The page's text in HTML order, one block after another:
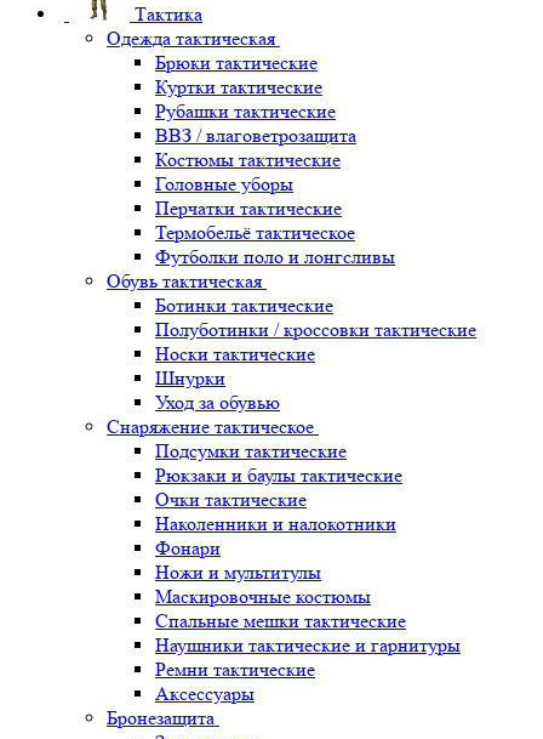
Тактика
Одежда тактическая
Брюки тактические
Куртки тактические
Рубашки тактические
ВВЗ / влаговетрозащита
Костюмы тактические
Головные уборы
Перчатки тактические
Термобельё тактическое
Футболки поло и лонгсливы
Обувь тактическая
Ботинки тактические
Полуботинки / кроссовки тактические
Носки тактические
Шнурки
Уход за обувью
Снаряжение тактическое
Подсумки тактические
Рюкзаки и баулы тактические
Очки тактические
Наколенники и налокотники
Фонари
Ножи и мультитулы
Маскировочные костюмы
Спальные мешки тактические
Наушники тактические и гарнитуры
Ремни тактические
Аксессуары
Бронезащита